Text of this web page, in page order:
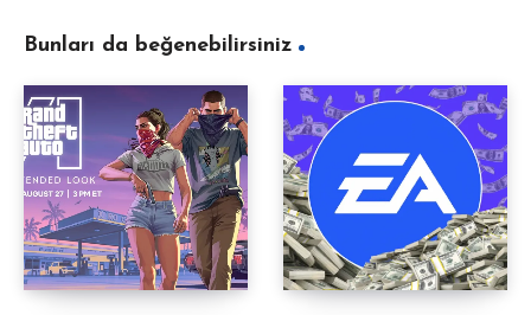
Bunları da beğenebilirsiniz